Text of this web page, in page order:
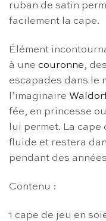
ruban de satin
facilement la cape.
Élément
à une couronne,
escapades dans le
l’imaginaire
fée, en princesse
lui permet. La cape
fluide et restera
pendant des
Contenu :
1 cape de jeu en